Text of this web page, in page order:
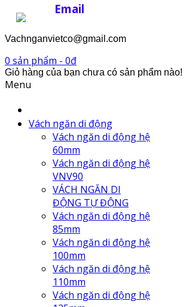
Email
Vachnganvietco@gmail.com
0 sản phẩm - 0đ
Giỏ hàng của bạn chưa có sản phẩm nào!
Menu
Vách ngăn di động
Vách ngăn di động hệ
60mm
Vách ngăn di động hệ
VNV90
VÁCH NGĂN DI
ĐỘNG TỰ ĐỘNG
Vách ngăn di động hệ
85mm
Vách ngăn di động hệ
100mm
Vách ngăn di động hệ
110mm
Vách ngăn di động hệ